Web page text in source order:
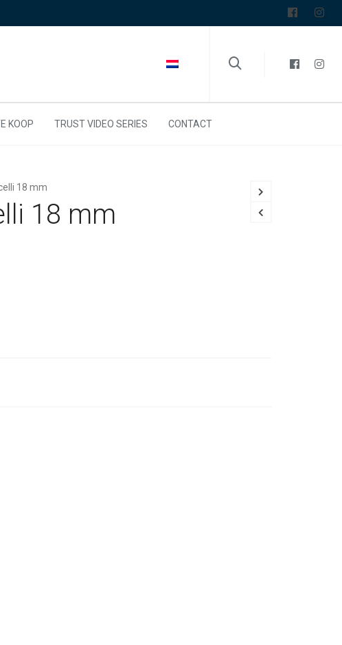
KOOP TRUST VIDEO SERIES CONTACT
18 mm
18 mm